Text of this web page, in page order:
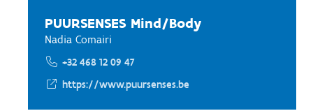
PUURSENSES Mind/Body
Nadia Comairi
+32 468 12 09 47
https://www.puursenses.be